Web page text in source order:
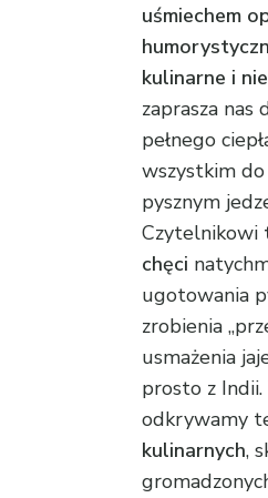
uśmiechem
kulinarne i
zaprasza nas
pełnego
wszystkim
pysznym
Czytelnikowi
chęci
ugotowania
zrobienia
usmażenia
prosto z
odkrywamy
kulinarnych,